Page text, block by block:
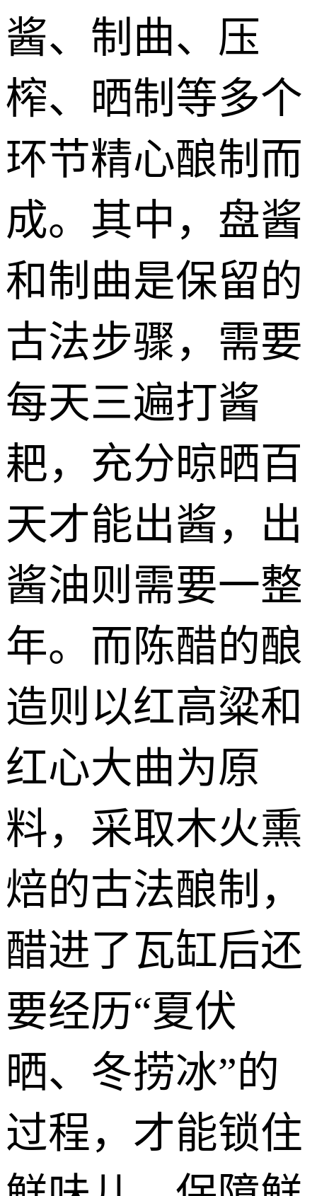
酱、制曲、压
榨、晒制等多个
环节精心酿制而
成。其中，盘酱
和制曲是保留的
古法步骤，需要
每天三遍打酱
耙，充分晾晒百
天才能出酱，出
酱油则需要一整
年。而陈醋的酿
造则以红高粱和
红心大曲为原
料，采取木火熏
焙的古法酿制，
醋进了瓦缸后还
要经历“夏伏
晒、冬捞冰”的
过程，才能锁住